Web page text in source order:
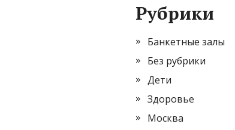
Рубрики
Банкетные залы
Без рубрики
Дети
Здоровье
Москва